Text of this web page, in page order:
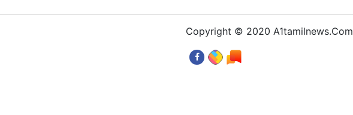
Copyright © 2020 A1tamilnews.Com